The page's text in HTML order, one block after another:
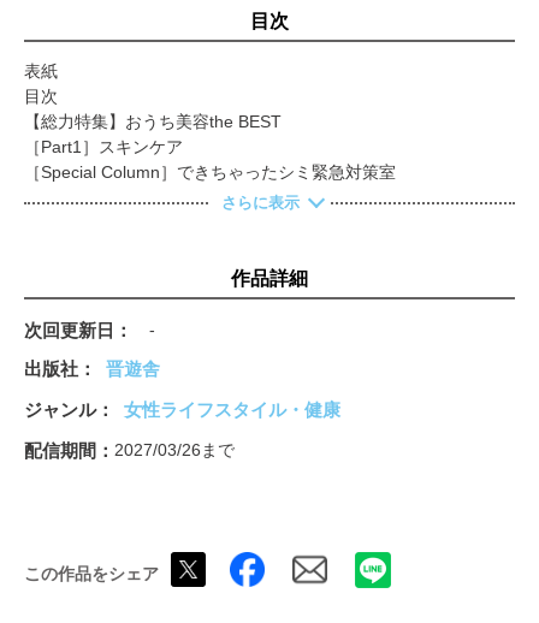
目次
表紙
目次
【総力特集】おうち美容the BEST
［Part1］スキンケア
［Special Column］できちゃったシミ緊急対策室
エイジレスの世界 vol.4 クリームファンデーション
［Special Column］しっとりボディになるアイテム＆テク10選
［Part4］ファッション
老け脳を脱出する 早口ことば・遅口ことば
【第2特集】地味にスゴい！ キッチン雑貨
後付けできる 小型食洗機のススメ
トレーナー深井の甘口ズボラストレッチ部
LDK推し調査隊 Report.17 森崎ウィン
【第3特集】お弁当のおかず 辛口ジャッジ
牛乳・アーモンドミルク・オーツミルク ミルク47製品実食テス
さらに表示
作品詳細
次回更新日 -
出版社
晋遊舎
ジャンル
女性ライフスタイル・健康
配信期間
2027/03/26まで
この作品をシェア